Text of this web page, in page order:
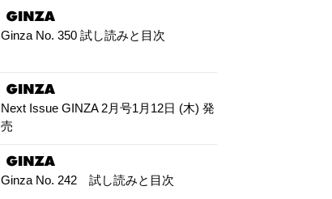
Ginza No. 350 試し読みと目次
Next Issue GINZA 2月号1月12日 (木) 発
売
Ginza No. 242 試し読みと目次